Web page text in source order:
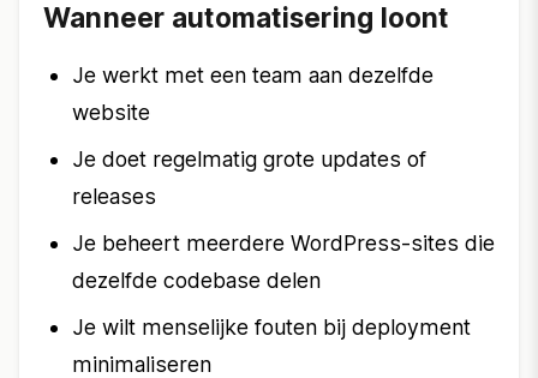
Wanneer automatisering loont
Je werkt met een team aan dezelfde
website
Je doet regelmatig grote updates of
releases
Je beheert meerdere WordPress-sites die
dezelfde codebase delen
Je wilt menselijke fouten bij deployment
minimaliseren